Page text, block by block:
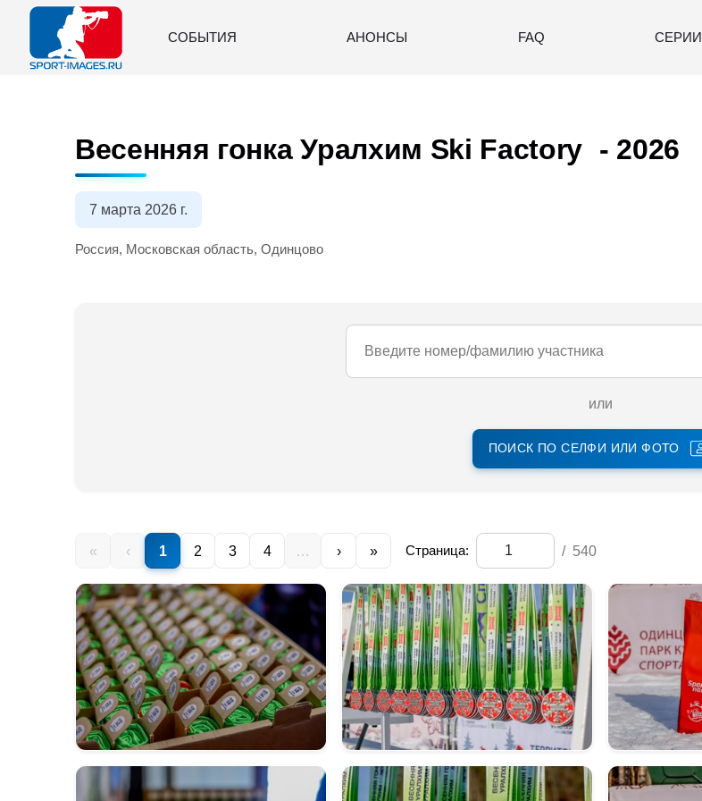
СОБЫТИЯ АНОНСЫ FAQ СЕРИИ
Весенняя гонка Уралхим Ski Factory - 2026
7 марта 2026 г.
Россия, Московская область, Одинцово
или
ПОИСК ПО СЕЛФИ ИЛИ ФОТО
« ‹ 1 2 3 4 … › » Страница: / 540